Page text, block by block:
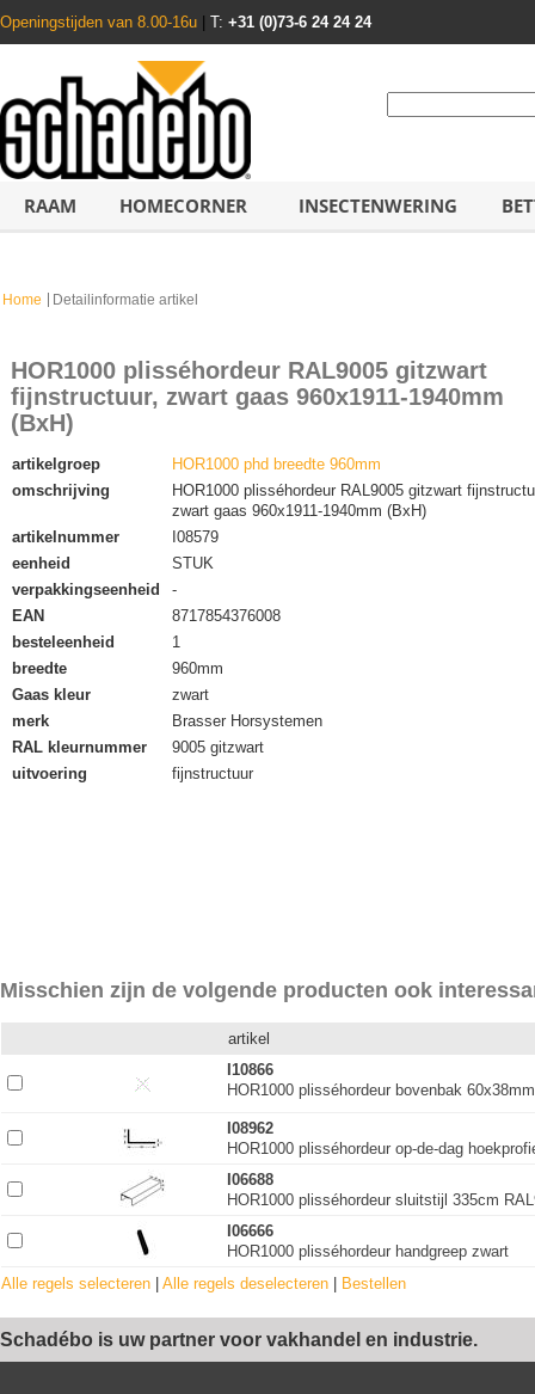
Openingstijden van 8.00-16u T: +31 (0)73-6 24 24 24
RAAM HOMECORNER INSECTENWERING
Home Detailinformatie artikel
HOR1000 plisséhordeur RAL9005 gitzwart
fijnstructuur, zwart gaas 960x1911-1940mm
(BxH)
artikelgroep
HOR1000 phd breedte 960mm
omschrijving
HOR1000 plisséhordeur RAL9005 gitzwart
zwart gaas 960x1911-1940mm (BxH)
artikelnummer
I08579
eenheid
STUK
verpakkingseenheid
-
EAN
8717854376008
besteleenheid
1
breedte
960mm
Gaas kleur
zwart
merk
Brasser Horsystemen
RAL kleurnummer
9005 gitzwart
uitvoering
fijnstructuur
Misschien zijn de volgende producten ook
artikel
I10866
HOR1000 plisséhordeur bovenbak
I08962
HOR1000 plisséhordeur op-de-dag
I06688
HOR1000 plisséhordeur sluitstijl 335cm
I06666
HOR1000 plisséhordeur handgreep zwart
Alle regels selecteren
Alle regels deselecteren Bestellen
Schadébo is uw partner voor vakhandel en industrie.